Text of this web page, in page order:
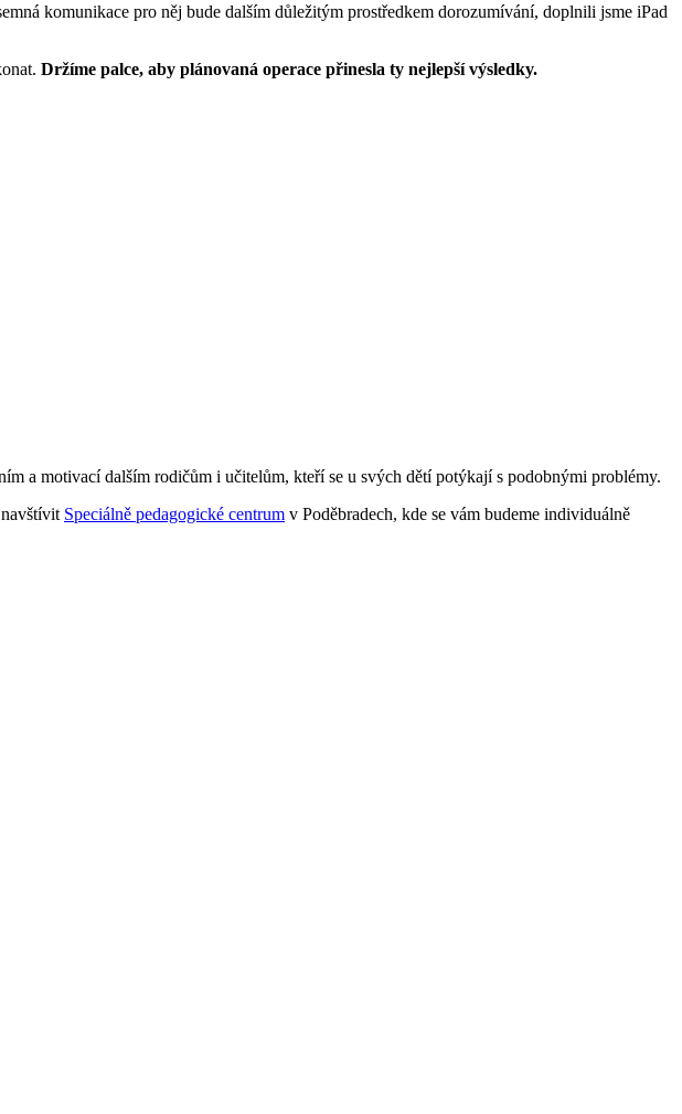
komunikace pro něj bude dalším důležitým prostředkem dorozumívání, doplnili jsme iPad
Držíme palce, aby plánovaná operace přinesla ty nejlepší výsledky.
a motivací dalším rodičům i učitelům, kteří se u svých dětí potýkají s podobnými problémy.
Speciálně pedagogické centrum v Poděbradech, kde se vám budeme individuálně